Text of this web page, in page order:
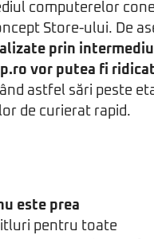
computerelor
Store-ului. De
prin
vor putea fi
astfel sări peste
de curierat rapid.
este prea
pentru toate